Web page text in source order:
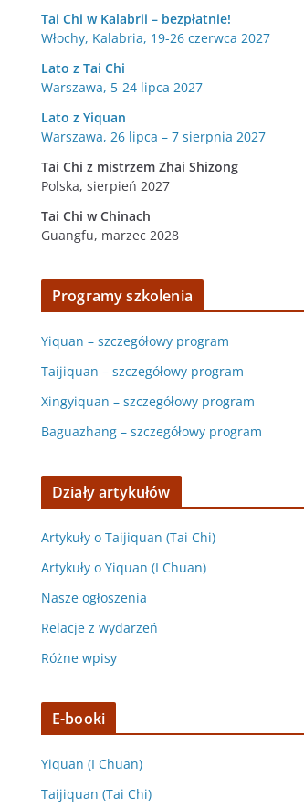
Tai Chi w Kalabrii – bezpłatnie!
Włochy, Kalabria, 19-26 czerwca 2027
Lato z Tai Chi
Warszawa, 5-24 lipca 2027
Lato z Yiquan
Warszawa, 26 lipca – 7 sierpnia 2027
Tai Chi z mistrzem Zhai Shizong
Polska, sierpień 2027
Tai Chi wChinach
Guangfu, marzec 2028
Programy szkolenia
Yiquan – szczegółowy program
Taijiquan – szczegółowy program
Xingyiquan – szczegółowy program
Baguazhang – szczegółowy program
Działy artykułów
Artykuły o Taijiquan (Tai Chi)
Artykuły o Yiquan (I Chuan)
Nasze ogłoszenia
Relacje z wydarzeń
Różne wpisy
E-booki
Yiquan (I Chuan)
Taijiquan (Tai Chi)